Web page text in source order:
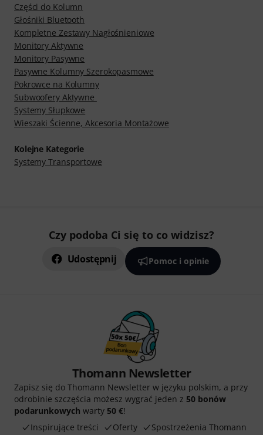
Części do Kolumn
Głośniki Bluetooth
Kompletne Zestawy Nagłośnieniowe
Monitory Aktywne
Monitory Pasywne
Pasywne Kolumny Szerokopasmowe
Pokrowce na Kolumny
Subwoofery Aktywne
Systemy Słupkowe
Wieszaki Ścienne, Akcesoria Montażowe
Kolejne Kategorie
Systemy Transportowe
Czy podoba Ci się to co widzisz?
Udostępnij Pomoc i opinie
Thomann Newsletter
Zapisz się do Thomann Newsletter w języku polskim, a przy
odrobinie szczęścia możesz wygrać jeden z 50 bonów
podarunkowych warty 50 €!
Inspirujące treści
Oferty Spostrzeżenia Thomann